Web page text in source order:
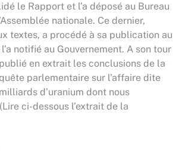
le Rapport et l’a déposé au Bureau
nationale. Ce dernier,
textes, a procédé à sa publication au
notifié au Gouvernement. A son tour
en extrait les conclusions de la
parlementaire sur l’affaire dite
d’uranium dont nous
ci-dessous l’extrait de la